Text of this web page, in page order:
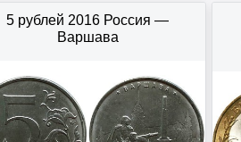
5 рублей 2016 Россия —
Варшава